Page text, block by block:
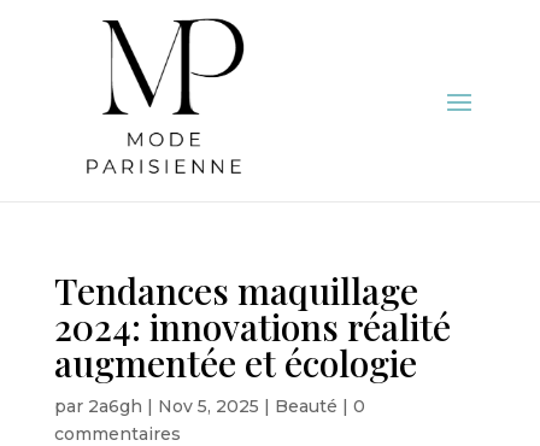
Tendances maquillage
2024: innovations réalité
augmentée et écologie
par 2a6gh | Nov 5, 2025 | Beauté | 0
commentaires